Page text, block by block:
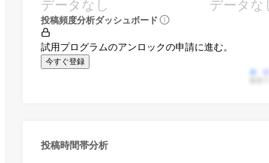
データなし データな
投稿頻度分析ダッシュボード
試用プログラムのアンロックの申請に進む。
今すぐ登録
投稿時間帯分析